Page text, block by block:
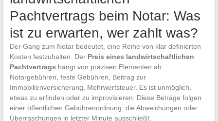
Pachtvertrags beim Notar: Was
ist zu erwarten, wer zahlt was?
Der Gang zum Notar bedeutet, eine Reihe von klar definierten
Kosten festzuhalten. Der Preis eines landwirtschaftlichen
Pachtvertrags hängt von präzisen Elementen ab:
Notargebühren, feste Gebühren, Beitrag zur
Immobilienversicherung, Mehrwertsteuer. Es ist unmöglich,
etwas zu erfinden oder zu improvisieren: Diese Beträge folgen
einer öffentlichen Gebührenordnung, die Abweichungen oder
Überraschungen in letzter Minute ausschließt.